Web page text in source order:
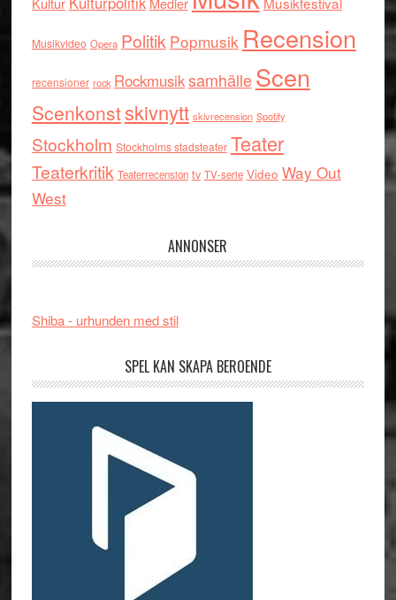
Musikvideo Opera Politik Popmusik Recension
recensioner rock RockmusiksamhälleScen
Scenkonstskivnytt skivrecension Spotify
Stockholm Stockholms stadsteater Teater
Teaterkritik Teaterrecension tv TV-serie Video Way Out
West
ANNONSER
Shiba - urhunden med stil
SPEL KAN SKAPA BEROENDE